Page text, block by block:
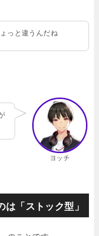
っと違うんだね
ヨッチ
「ストック型」